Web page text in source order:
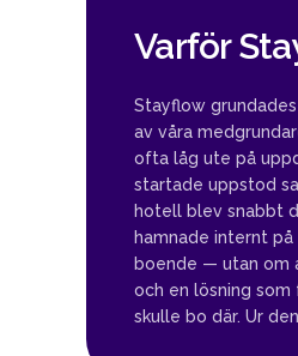
Varför
Stayflow
av våra
ofta låg ute på
startade uppstod
hotell blev snabbt
hamnade internt
boende — utan om
och en lösning
skulle bo där. Ur